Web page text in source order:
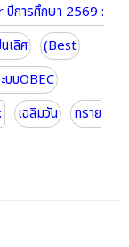
ปีการศึกษา 2569 :
เลิศ
(Best
บบOBEC
: เฉลิมวัน
ทราย